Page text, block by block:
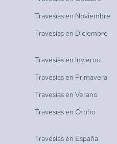
Travesías en Noviembre
Travesías en Diciembre
Travesías en Invierno
Travesías en Primavera
Travesías en Verano
Travesías en Otoño
Travesías en España